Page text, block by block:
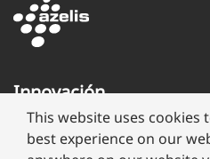
Innovación
través
de
This website uses cookies
best experience on our